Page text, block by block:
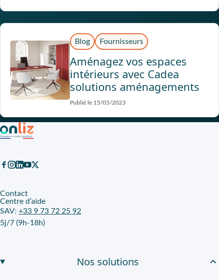
Blog Fournisseurs
Aménagez vos espaces
intérieurs avec Cadea
solutions aménagements
Publié le 15/05/2023
Contact
Centre d’aide
SAV: +33 9 73 72 25 92
5j/7 (9h-18h)
Nos solutions